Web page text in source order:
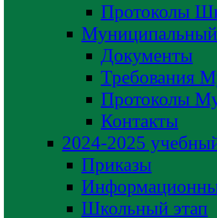
Протоколы
Муниципальный
Документы
Требования
Протоколы
Контакты
2024-2025
Приказы
Школьный этап